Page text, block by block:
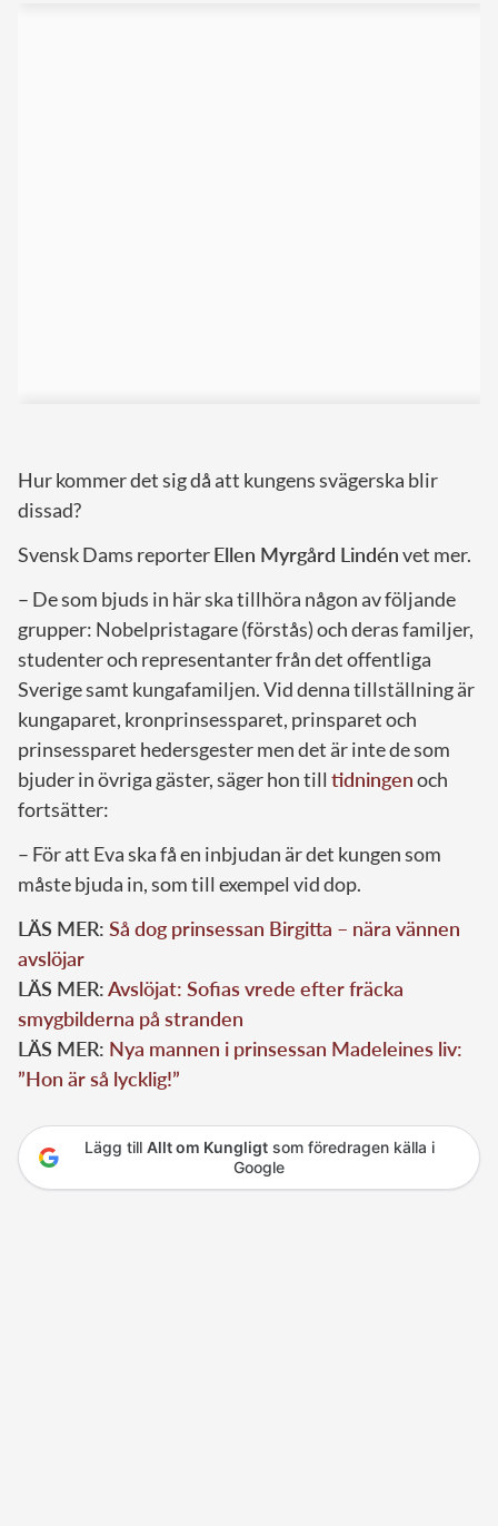
Hur kommer det sig då att kungens svägerska blir
dissad?
Svensk Dams reporterEllen Myrgård Lindénvet mer.
– De som bjuds in här ska tillhöra någon av följande
grupper: Nobelpristagare (förstås) och deras familjer,
studenter och representanter från det offentliga
Sverige samt kungafamiljen. Vid denna tillställning är
kungaparet, kronprinsessparet, prinsparet och
prinsessparet hedersgester men det är inte de som
bjuder in övriga gäster, säger hon till tidningenoch
fortsätter:
– För att Eva ska få en inbjudan är det kungen som
måste bjuda in, som till exempel vid dop.
LÄS MER: Så dog prinsessan Birgitta – nära vännen
avslöjar
LÄS MER:Avslöjat: Sofias vrede efter fräcka
smygbilderna på stranden
LÄS MER: Nya mannen i prinsessan Madeleines liv:
”Hon är så lycklig!”
Lägg till Allt om Kungligtsom föredragen källa i
Google